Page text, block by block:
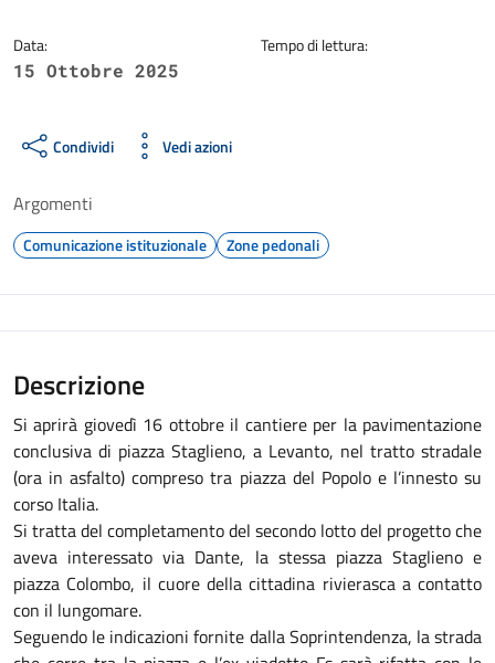
Data:
15 Ottobre 2025
Tempo di lettura:
Condividi Vedi azioni
Argomenti
Comunicazione istituzionale Zone pedonali
Descrizione
Si aprirà giovedì 16 ottobre il cantiere per la pavimentazione
conclusiva di piazza Staglieno, a Levanto, nel tratto stradale
(ora in asfalto) compreso tra piazza del Popolo e l’innesto su
corso Italia.
Si tratta del completamento del secondo lotto del progetto che
aveva interessato via Dante, la stessa piazza Staglieno e
piazza Colombo, il cuore della cittadina rivierasca a contatto
con il lungomare.
Seguendo le indicazioni fornite dalla Soprintendenza, la strada